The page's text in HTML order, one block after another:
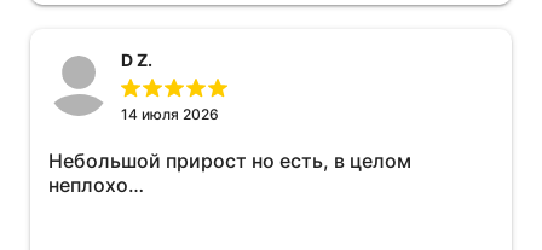
D Z.
14 июля 2026
Небольшой прирост но есть, в целом
неплохо…